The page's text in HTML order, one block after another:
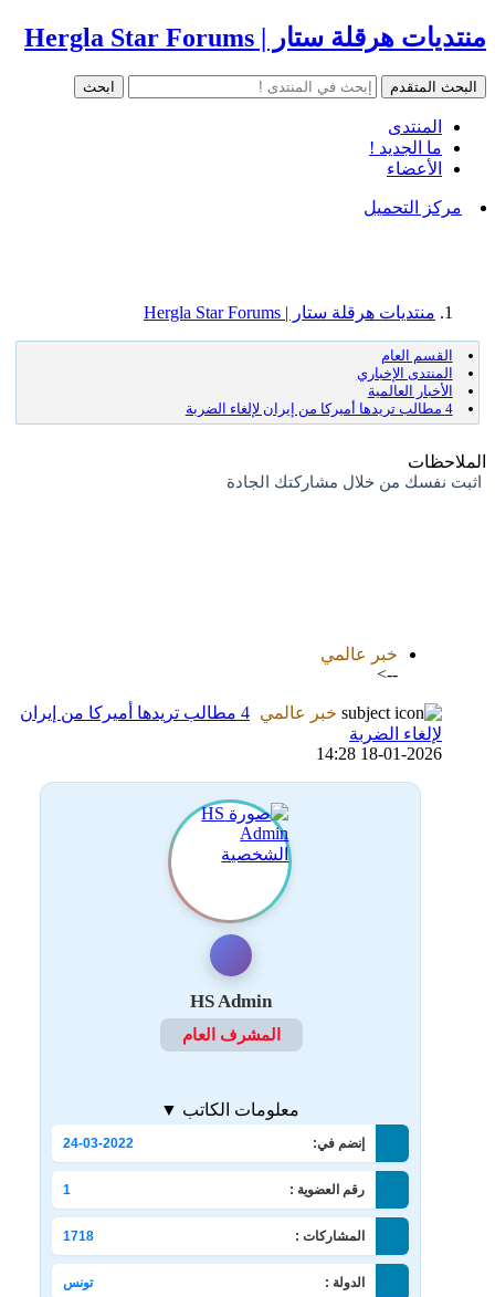
منتديات هرقلة ستار | Hergla Star Forums
المنتدى
ما الجديد !
الأعضاء
مركز التحميل
منتديات هرقلة ستار | Hergla Star Forums
القسم العام
المنتدى الإخباري
الأخبار العالمية
4 مطالب تريدها أميركا من إيران لإلغاء الضربة
الملاحظات
اثبت نفسك من خلال مشاركتك الجادة
خبر عالمي
-->
خبر عالمي
4 مطالب تريدها أميركا من إيران
لإلغاء الضربة
18-01-2026 14:28
HS Admin
المشرف العام
معلومات الكاتب ▼
إنضم في: 24-03-2022
رقم العضوية : 1
المشاركات : 1718
الدولة : تونس